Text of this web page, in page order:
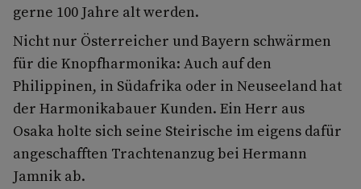
gerne 100 Jahre alt werden.
Nicht nur Österreicher und Bayern schwärmen
für die Knopfharmonika: Auch auf den
Philippinen, in Südafrika oder in Neuseeland hat
der Harmonikabauer Kunden. Ein Herr aus
Osaka holte sich seine Steirische im eigens dafür
angeschafften Trachtenanzug bei Hermann
Jamnik ab.